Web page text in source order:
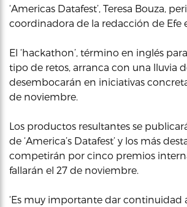
‘Americas Datafest’, Teresa Bouza,
coordinadora de la redacción de Efe
El ‘hackathon’, término en inglés
tipo de retos, arranca con una lluvia
desembocarán en iniciativas
de noviembre.
Los productos resultantes se
de ‘America’s Datafest’ y los más
competirán por cinco premios
fallarán el 27 de noviembre.
‘Es muy importante dar continuidad